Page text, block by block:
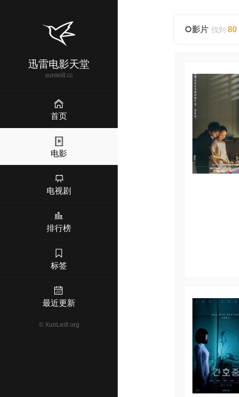
迅雷电影天堂
xunlei8.cc
首页
电影
电视剧
排行榜
标签
最近更新
© XunLei8.org
影片 找到80